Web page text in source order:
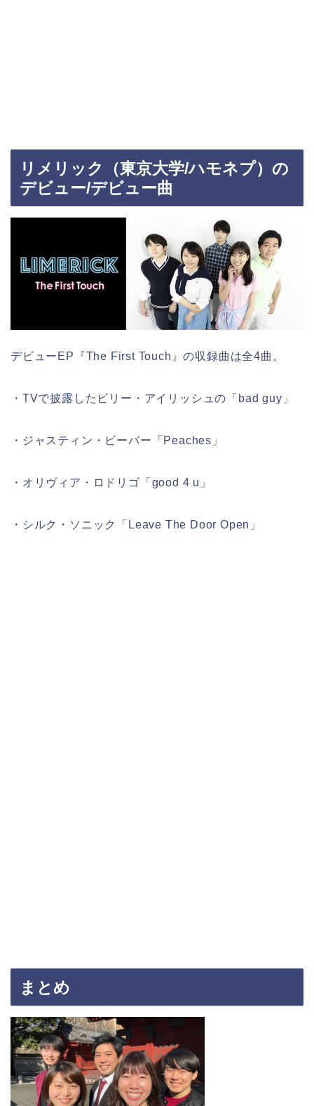
リメリック（東京大学/ハモネプ）の
デビュー/デビュー曲
デビューEP『The First Touch』の収録曲は全4曲。
・TVで披露したビリー・アイリッシュの「bad guy」
・ジャスティン・ビーバー「Peaches」
・オリヴィア・ロドリゴ「good 4 u」
・シルク・ソニック「Leave The Door Open」
まとめ